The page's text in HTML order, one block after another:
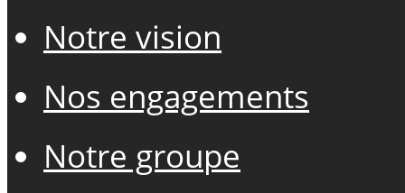
Notre vision
Nos engagements
Notre groupe